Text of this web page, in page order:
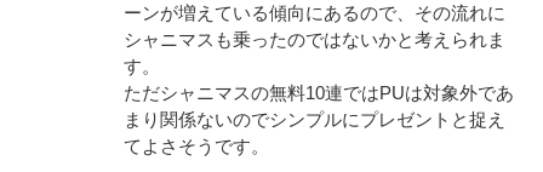
ーンが増えている傾向にあるので、その流れに
シャニマスも乗ったのではないかと考えられま
す。
ただシャニマスの無料10連ではPUは対象外であ
まり関係ないのでシンプルにプレゼントと捉え
てよさそうです。